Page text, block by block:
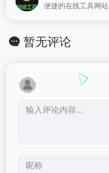
便捷的在线工具网站
暂无评论